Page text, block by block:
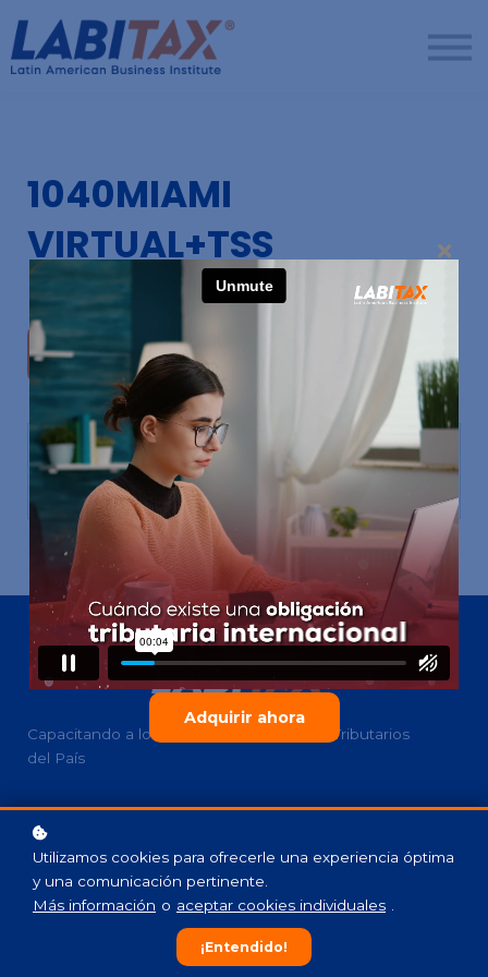
LabitaxVIP
Diamond
Ingresar
1040MIAMI
VIRTUAL+TSS
Inscribirse
El propietario de la escuela está preparando
cuidadosamente sus cursos.
Capacitando a los Mejores Profesionales Tributarios
del País
(772)333-2423
7853 SW Ellipse Way, Stuart, FL 34997
info@labitax.com
Adquirir ahora
Utilizamos cookies para ofrecerle una experiencia óptima
y una comunicación pertinente.
Más información o aceptar cookies individuales
¡Entendido!